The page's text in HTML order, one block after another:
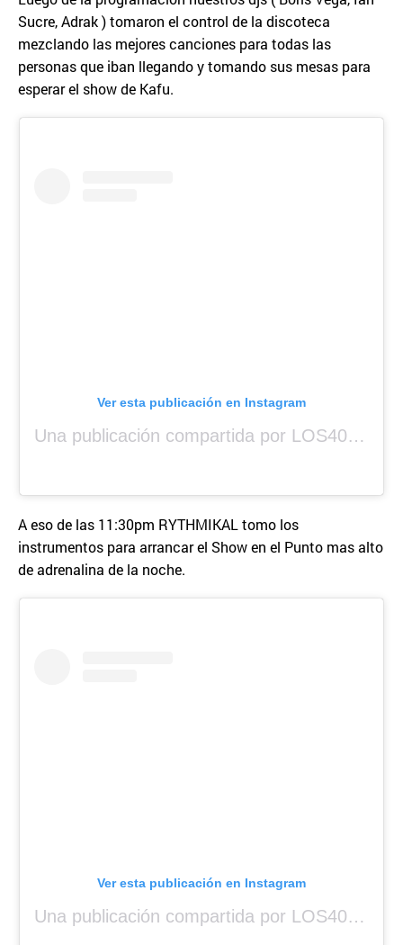
Sucre, Adrak ) tomaron el control de la discoteca
mezclando las mejores canciones para todas las
personas que iban llegando y tomando sus mesas para
esperar el show de Kafu.
Ver esta publicación en Instagram
Una publicación compartida por LOS40 Panamá (@los40panama)
A eso de las 11:30pm RYTHMIKAL tomo los
instrumentos para arrancar el Show en el Punto mas alto
de adrenalina de la noche.
Ver esta publicación en Instagram
Una publicación compartida por LOS40 Panamá (@los40panama)